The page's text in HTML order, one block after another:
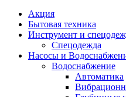
Акция
Бытовая техника
Инструмент и
Спецодежда
Насосы и
Водоснабжение
Автоматика